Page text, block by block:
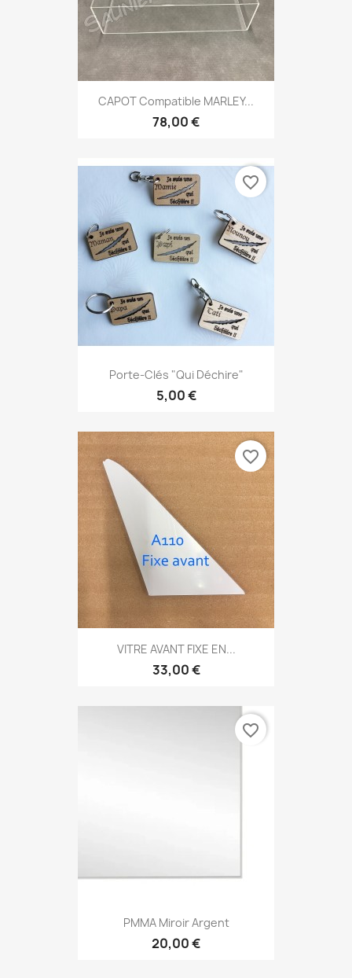
CAPOT Compatible MARLEY...
78,00 €
Porte-Clés "qui Déchire"
5,00 €
favorite_border
VITRE AVANT FIXE EN...
33,00 €
favorite_border
PMMA Miroir Argent
20,00 €
favorite_border